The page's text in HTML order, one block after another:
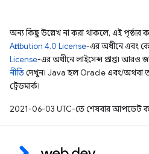
অন্য কিছু উল্লেখ না করা থাকলে, এই পৃষ্ঠার
Attribution 4.0 License-এর অধীনে এবং
License-এর অধীনে লাইসেন্স প্রাপ্ত। আরও
নীতিদেখুন। Java হল Oracle এবং/অথবা
ট্রেডমার্ক।
2021-06-03 UTC-তে শেষবার আপডেট